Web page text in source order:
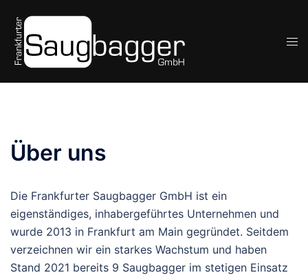
Inhalt
springen
Über uns
Die Frankfurter Saugbagger GmbH ist ein
eigenständiges, inhabergeführtes Unternehmen und
wurde 2013 in Frankfurt am Main gegründet. Seitdem
verzeichnen wir ein starkes Wachstum und haben
Stand 2021 bereits 9 Saugbagger im stetigen Einsatz